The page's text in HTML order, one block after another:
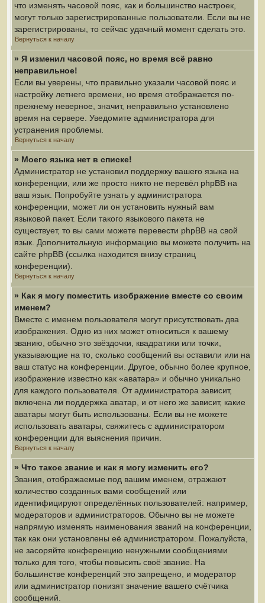
что изменять часовой пояс, как и большинство настроек,
могут только зарегистрированные пользователи. Если вы не
зарегистрированы, то сейчас удачный момент сделать это.
Вернуться к началу
» Я изменил часовой пояс, но время всё равно
неправильное!
Если вы уверены, что правильно указали часовой пояс и
настройку летнего времени, но время отображается по-
прежнему неверное, значит, неправильно установлено
время на сервере. Уведомите администратора для
устранения проблемы.
Вернуться к началу
» Моего языка нет в списке!
Администратор не установил поддержку вашего языка на
конференции, или же просто никто не перевёл phpBB на
ваш язык. Попробуйте узнать у администратора
конференции, может ли он установить нужный вам
языковой пакет. Если такого языкового пакета не
существует, то вы сами можете перевести phpBB на свой
язык. Дополнительную информацию вы можете получить на
сайте phpBB (ссылка находится внизу страниц
конференции).
Вернуться к началу
» Как я могу поместить изображение вместе со своим
именем?
Вместе с именем пользователя могут присутствовать два
изображения. Одно из них может относиться к вашему
званию, обычно это звёздочки, квадратики или точки,
указывающие на то, сколько сообщений вы оставили или на
ваш статус на конференции. Другое, обычно более крупное,
изображение известно как «аватара» и обычно уникально
для каждого пользователя. От администратора зависит,
включена ли поддержка аватар, и от него же зависит, какие
аватары могут быть использованы. Если вы не можете
использовать аватары, свяжитесь с администратором
конференции для выяснения причин.
Вернуться к началу
» Что такое звание и как я могу изменить его?
Звания, отображаемые под вашим именем, отражают
количество созданных вами сообщений или
идентифицируют определённых пользователей: например,
модераторов и администраторов. Обычно вы не можете
напрямую изменять наименования званий на конференции,
так как они установлены её администратором. Пожалуйста,
не засоряйте конференцию ненужными сообщениями
только для того, чтобы повысить своё звание. На
большинстве конференций это запрещено, и модератор
или администратор понизят значение вашего счётчика
сообщений.